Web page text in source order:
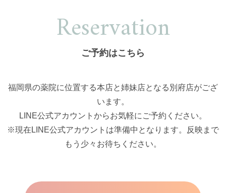
Reservation
ご予約はこちら
福岡県の薬院に位置する本店と姉妹店となる別府店がござ
います。
LINE公式アカウントからお気軽にご予約ください。
※現在LINE公式アカウントは準備中となります。反映まで
もう少々お待ちください。